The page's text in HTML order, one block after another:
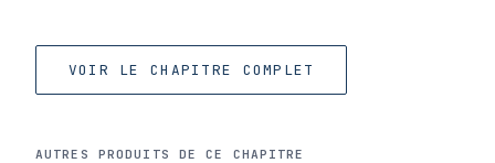
VOIR LE CHAPITRE COMPLET
AUTRES PRODUITS DE CE CHAPITRE